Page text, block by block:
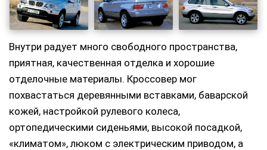
Внутри радует много свободного пространства,
приятная, качественная отделка и хорошие
отделочные материалы. Кроссовер мог
похвастаться деревянными вставками, баварской
кожей, настройкой рулевого колеса,
ортопедическими сиденьями, высокой посадкой,
«климатом», люком с электрическим приводом, а